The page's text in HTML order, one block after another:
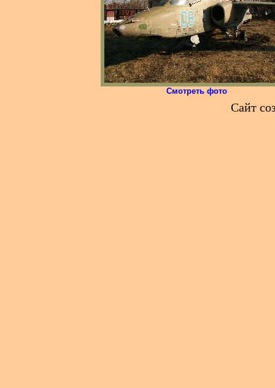
Смотреть фото
Сайт